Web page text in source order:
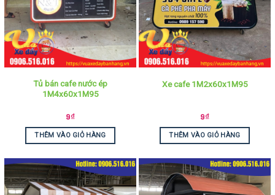
Tủ bán cafe nước ép
1M4x60x1M95
9₫
THÊM VÀO GIỎ HÀNG
Xe cafe 1M2x60x1M95
9₫
THÊM VÀO GIỎ HÀNG